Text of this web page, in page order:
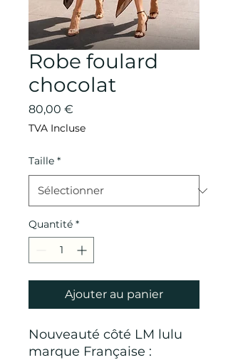
Robe foulard
chocolat
80,00 €
TVA Incluse
Taille *
Quantité *
Ajouter au panier
Nouveauté côté LM lulu
marque Française :